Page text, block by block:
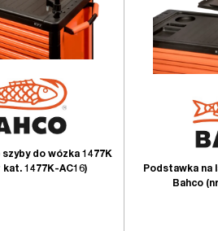
do wózka 1477K
kat. 1477K-AC16)
Podstawka na
Bahco